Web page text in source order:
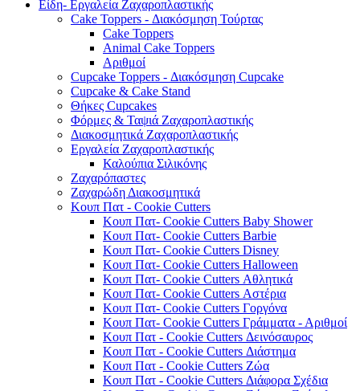
Είδη- Εργαλεία Ζαχαροπλαστικής
Cake Toppers - Διακόσμηση Τούρτας
Cake Toppers
Animal Cake Toppers
Αριθμοί
Cupcake Toppers - Διακόσμηση Cupcake
Cupcake & Cake Stand
Θήκες Cupcakes
Φόρμες & Ταψιά Ζαχαροπλαστικής
Διακοσμητικά Ζαχαροπλαστικής
Εργαλεία Ζαχαροπλαστικής
Καλούπια Σιλικόνης
Ζαχαρόπαστες
Ζαχαρώδη Διακοσμητικά
Κουπ Πατ - Cookie Cutters
Κουπ Πατ- Cookie Cutters Baby Shower
Κουπ Πατ- Cookie Cutters Barbie
Κουπ Πατ- Cookie Cutters Disney
Κουπ Πατ- Cookie Cutters Halloween
Κουπ Πατ- Cookie Cutters Αθλητικά
Κουπ Πατ- Cookie Cutters Αστέρια
Κουπ Πατ- Cookie Cutters Γοργόνα
Κουπ Πατ- Cookie Cutters Γράμματα - Αριθμοί
Κουπ Πατ - Cookie Cutters Δεινόσαυρος
Κουπ Πατ - Cookie Cutters Διάστημα
Κουπ Πατ - Cookie Cutters Ζώα
Κουπ Πατ - Cookie Cutters Διάφορα Σχέδια